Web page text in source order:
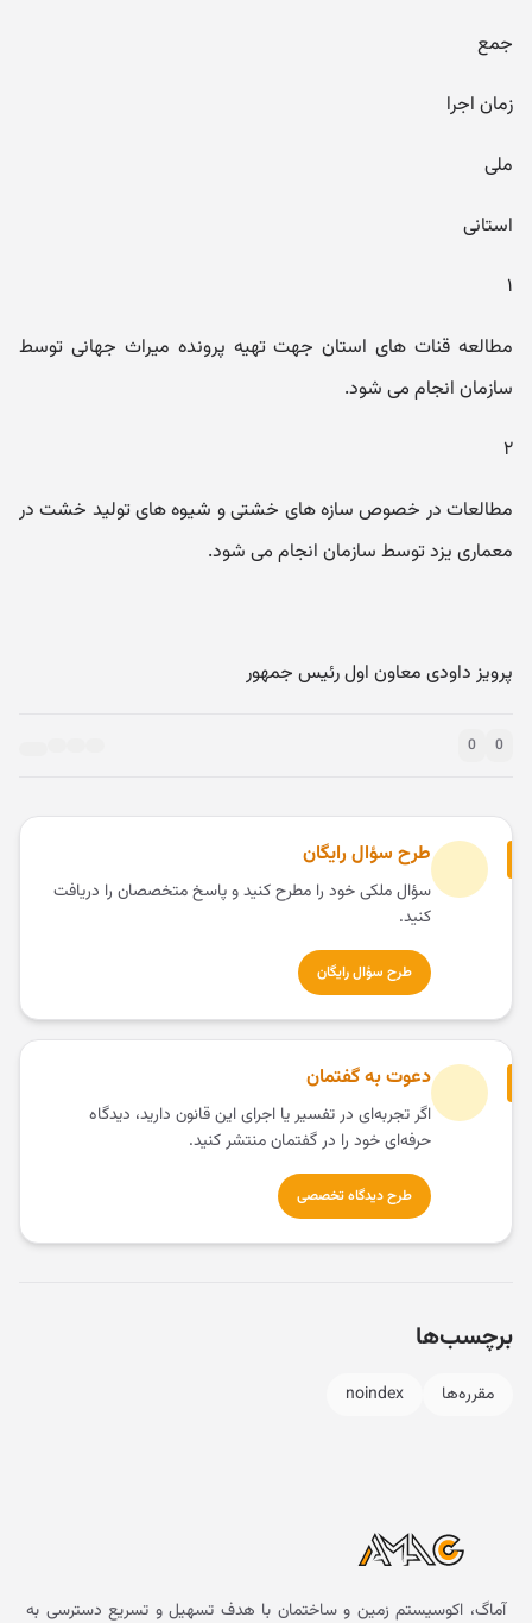
جمع
زمان اجرا
ملی
استانی
۱
مطالعه قنات های استان جهت تهیه پرونده میراث جهانی توسط
سازمان انجام می شود.
۲
مطالعات در خصوص سازه های خشتی و شیوه های تولید خشت در
معماری یزد توسط سازمان انجام می شود.
پرویز داودی معاون اول رئیس جمهور
0
0
طرح سؤال رایگان
سؤال ملکی خود را مطرح کنید و پاسخ متخصصان را دریافت
کنید.
طرح سؤال رایگان
دعوت به گفتمان
اگر تجربه‌ای در تفسیر یا اجرای این قانون دارید، دیدگاه
حرفه‌ای خود را در گفتمان منتشر کنید.
طرح دیدگاه تخصصی
برچسب‌ها
مقرره‌ها noindex
آماگ، اکوسیستم زمین و ساختمان با هدف تسهیل و تسریع دسترسی به